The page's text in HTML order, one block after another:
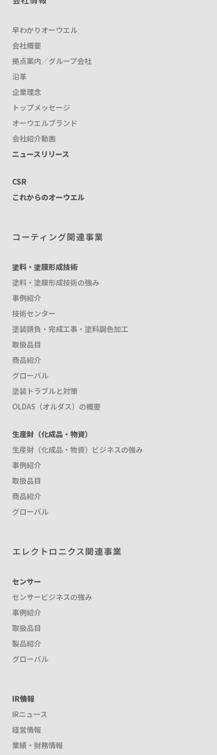
早わかりオーウエル
会社概要
拠点案内／グループ会社
沿革
企業理念
トップメッセージ
オーウエルブランド
会社紹介動画
ニュースリリース
CSR
これからのオーウエル
コーティング関連事業
塗料・塗膜形成技術
塗料・塗膜形成技術の強み
事例紹介
技術センター
塗装請負・完成工事・塗料調色加工
取扱品目
商品紹介
グローバル
塗装トラブルと対策
OLDAS（オルダス）の概要
生産財（化成品・物資）
生産財（化成品・物資）ビジネスの強み
事例紹介
取扱品目
商品紹介
グローバル
エレクトロニクス関連事業
センサー
センサービジネスの強み
事例紹介
取扱品目
製品紹介
グローバル
IR情報
IRニュース
経営情報
業績・財務情報